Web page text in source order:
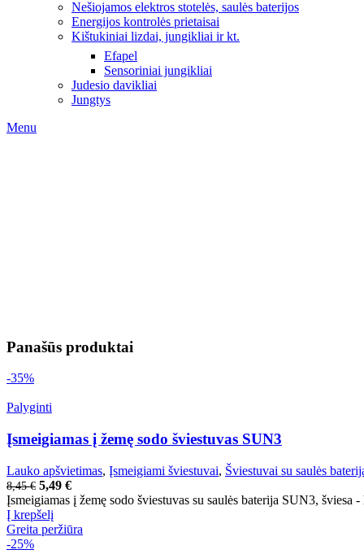
Nešiojamos elektros stotelės, saulės baterijos
Energijos kontrolės prietaisai
Kištukiniai lizdai, jungikliai ir kt.
Efapel
Sensoriniai jungikliai
Judesio davikliai
Jungtys
Menu
Panašūs produktai
-35%
Palyginti
Įsmeigiamas į žemę sodo šviestuvas SUN3
Lauko apšvietimas, Įsmeigiami šviestuvai, Šviestuvai su saulės
8,45€ 5,49 €
Įsmeigiamas į žemę sodo šviestuvas su saulės baterija SUN3,
Į krepšelį
Greita peržiūra
-25%